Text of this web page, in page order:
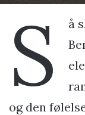
S
å
og den